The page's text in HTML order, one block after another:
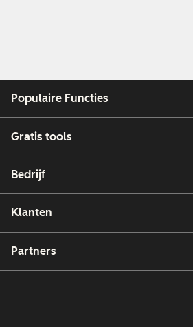
Populaire Functies
Gratis tools
Bedrijf
Klanten
Partners